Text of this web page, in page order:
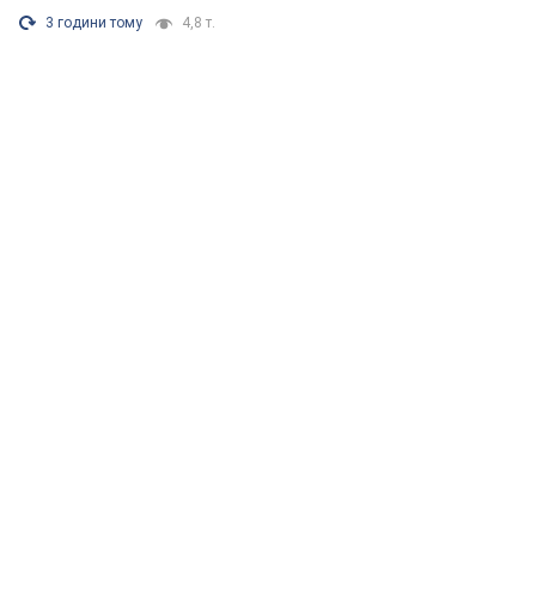
3 години тому 4,8 т.